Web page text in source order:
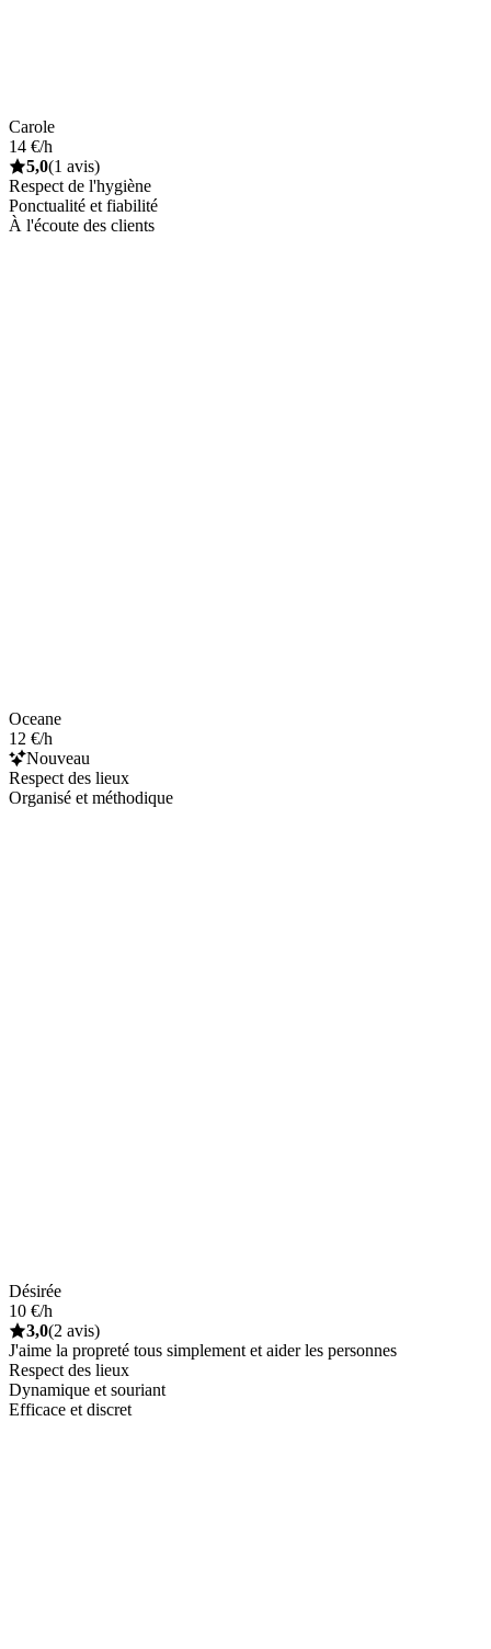
Carole
14 €/h
5,0(1 avis)
Respect de l'hygiène
Ponctualité et fiabilité
À l'écoute des clients
Oceane
12 €/h
Nouveau
Respect des lieux
Organisé et méthodique
Désirée
10 €/h
3,0(2 avis)
J'aime la propreté tous simplement et aider les personnes
Respect des lieux
Dynamique et souriant
Efficace et discret